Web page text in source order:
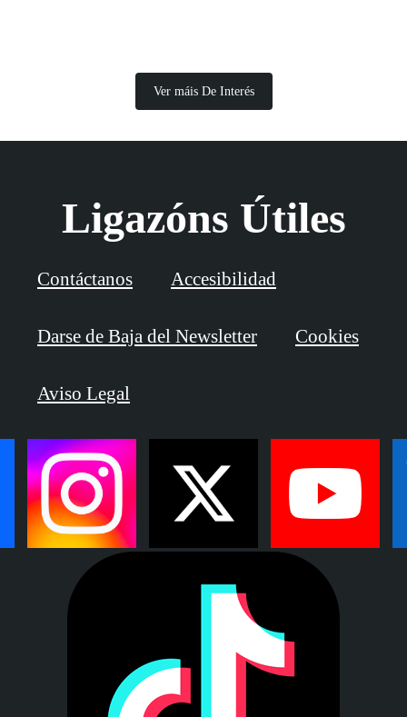
Ver máis De Interés
Ligazóns Útiles
Contáctanos Accesibilidad
Darse de Baja del Newsletter Cookies
Aviso Legal